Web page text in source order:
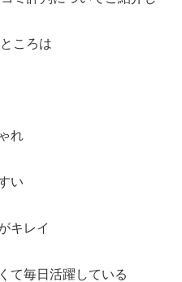
ころは
れ
い
キレイ
て毎日活躍している